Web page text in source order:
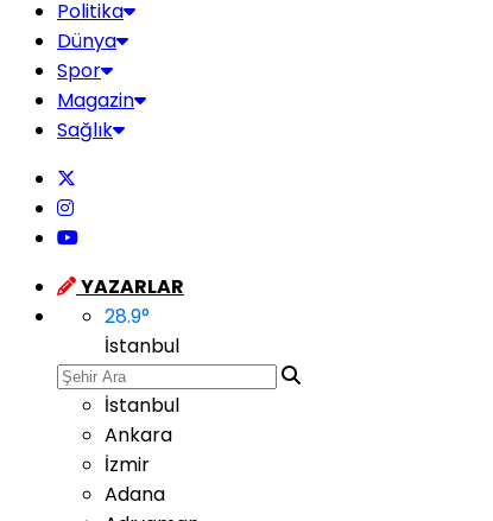
Politika
Dünya
Spor
Magazin
Sağlık
YAZARLAR
28.9°
İstanbul
İstanbul
Ankara
İzmir
Adana